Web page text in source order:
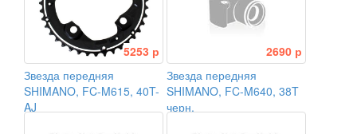
5253 р
Звезда передняя
SHIMANO, FC-M615, 40T-
AJ
2690 р
Звезда передняя
SHIMANO, FC-M640, 38T
черн.